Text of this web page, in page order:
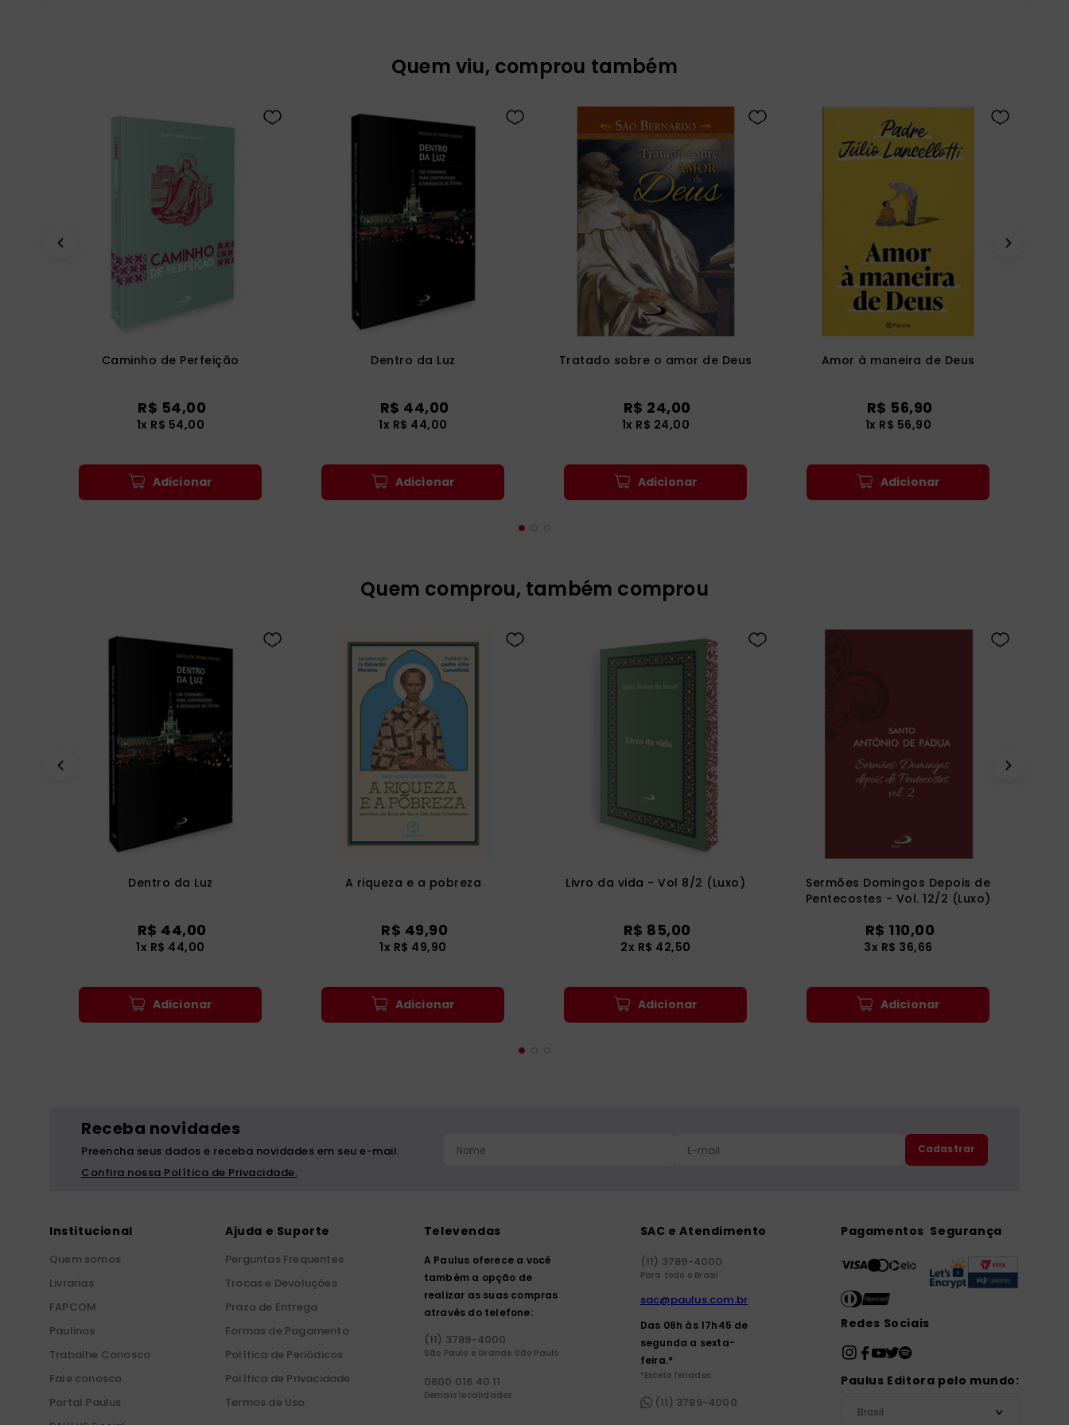
Quem viu, comprou também
Caminho de Perfeição
R$ 54,00
1x R$ 54,00
Adicionar
Dentro da Luz
R$ 44,00
1x R$ 44,00
Adicionar
Tratado sobre o amor de Deus
R$ 24,00
1x R$ 24,00
Adicionar
Amor à maneira de Deus
R$ 56,90
1x R$ 56,90
Adicionar
Quem comprou, também comprou
Dentro da Luz
R$ 44,00
1x R$ 44,00
Adicionar
A riqueza e a pobreza
R$ 49,90
1x R$ 49,90
Adicionar
Livro da vida - Vol 8/2 (Luxo)
R$ 85,00
2x R$ 42,50
Adicionar
Sermões Domingos Depois de
Pentecostes - Vol. 12/2 (Luxo)
R$ 110,00
3x R$ 36,66
Adicionar
Receba novidades
Preencha seus dados e receba novidades em seu e-mail.
Confira nossa Política de Privacidade.
Cadastrar
Institucional
Quem somos
Livrarias
FAPCOM
Paulinos
Trabalhe Conosco
Fale conosco
Portal Paulus
Ajuda e Suporte
Perguntas Frequentes
Trocas e Devoluções
Prazo de Entrega
Formas de Pagamento
Política de Periódicos
Política de Privacidade
Termos de Uso
Televendas
A Paulus oferece a você
também a opção de
realizar as suas compras
através do telefone:
(11) 3789-4000
São Paulo e Grande São Paulo
0800 016 40 11
Demais localidades
SAC e Atendimento
(11) 3789-4000
Para todo o Brasil
sac@paulus.com.br
Das 08h às 17h45 de
segunda a sexta-
feira.*
*Exceto feriados.
(11) 3789-4000
Pagamentos Segurança
Redes Sociais
Paulus Editora pelo mundo:
Brasil